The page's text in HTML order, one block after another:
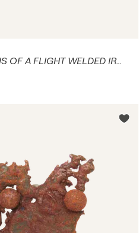
THE GENESIS OF A FLIGHT WELDED IRON SCULPTURE BRUTALISM ONIRISM DECONTRUCTIVISM BY ROMANIAN MASTER OVIDIU KLOSKA